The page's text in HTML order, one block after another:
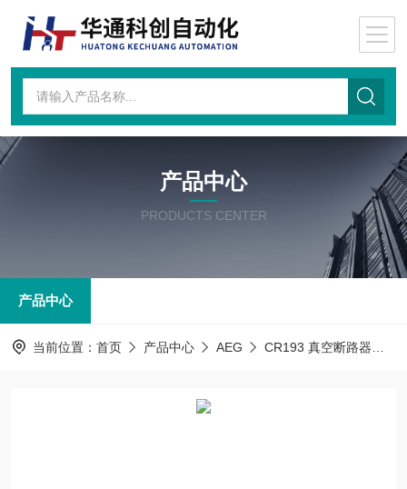
产品中心
PRODUCTS CENTER
产品中心
当前位置： 首页 产品中心 AEG CR193 真空断路器